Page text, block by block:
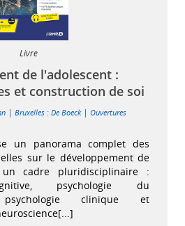
Livre
de l'adolescent :
et construction de soi
| Bruxelles : De Boeck| Ouvertures
un panorama complet des
sur le développement de
un cadre pluridisciplinaire :
psychologie du
psychologie clinique et